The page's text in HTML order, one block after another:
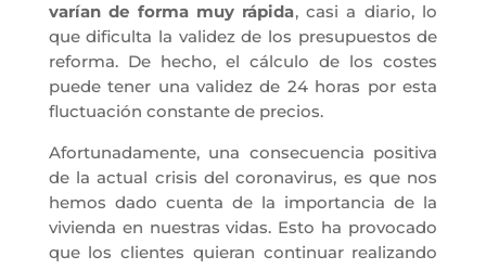
varían de forma muy rápida, casi a diario, lo
que dificulta la validez de los presupuestos de
reforma. De hecho, el cálculo de los costes
puede tener una validez de 24 horas por esta
fluctuación constante de precios.
Afortunadamente, una consecuencia positiva
de la actual crisis del coronavirus, es que nos
hemos dado cuenta de la importancia de la
vivienda en nuestras vidas. Esto ha provocado
que los clientes quieran continuar realizando